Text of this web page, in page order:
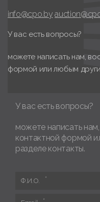
info@cpo.by
У вас есть вопросы?
можете написать нам,
формой или любым
У вас есть вопросы?
можете написать
контактной формой
разделе контакты.
Ф.И.О.